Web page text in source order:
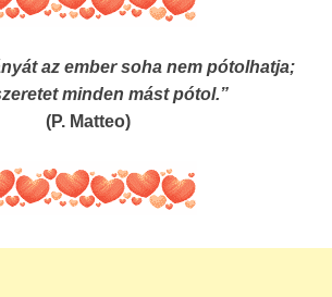
az ember soha nem pótolhatja;
minden mást pótol.”
(P. Matteo)